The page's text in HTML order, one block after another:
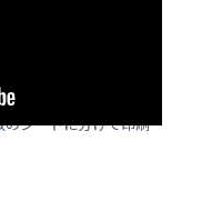
シートに分けて印刷